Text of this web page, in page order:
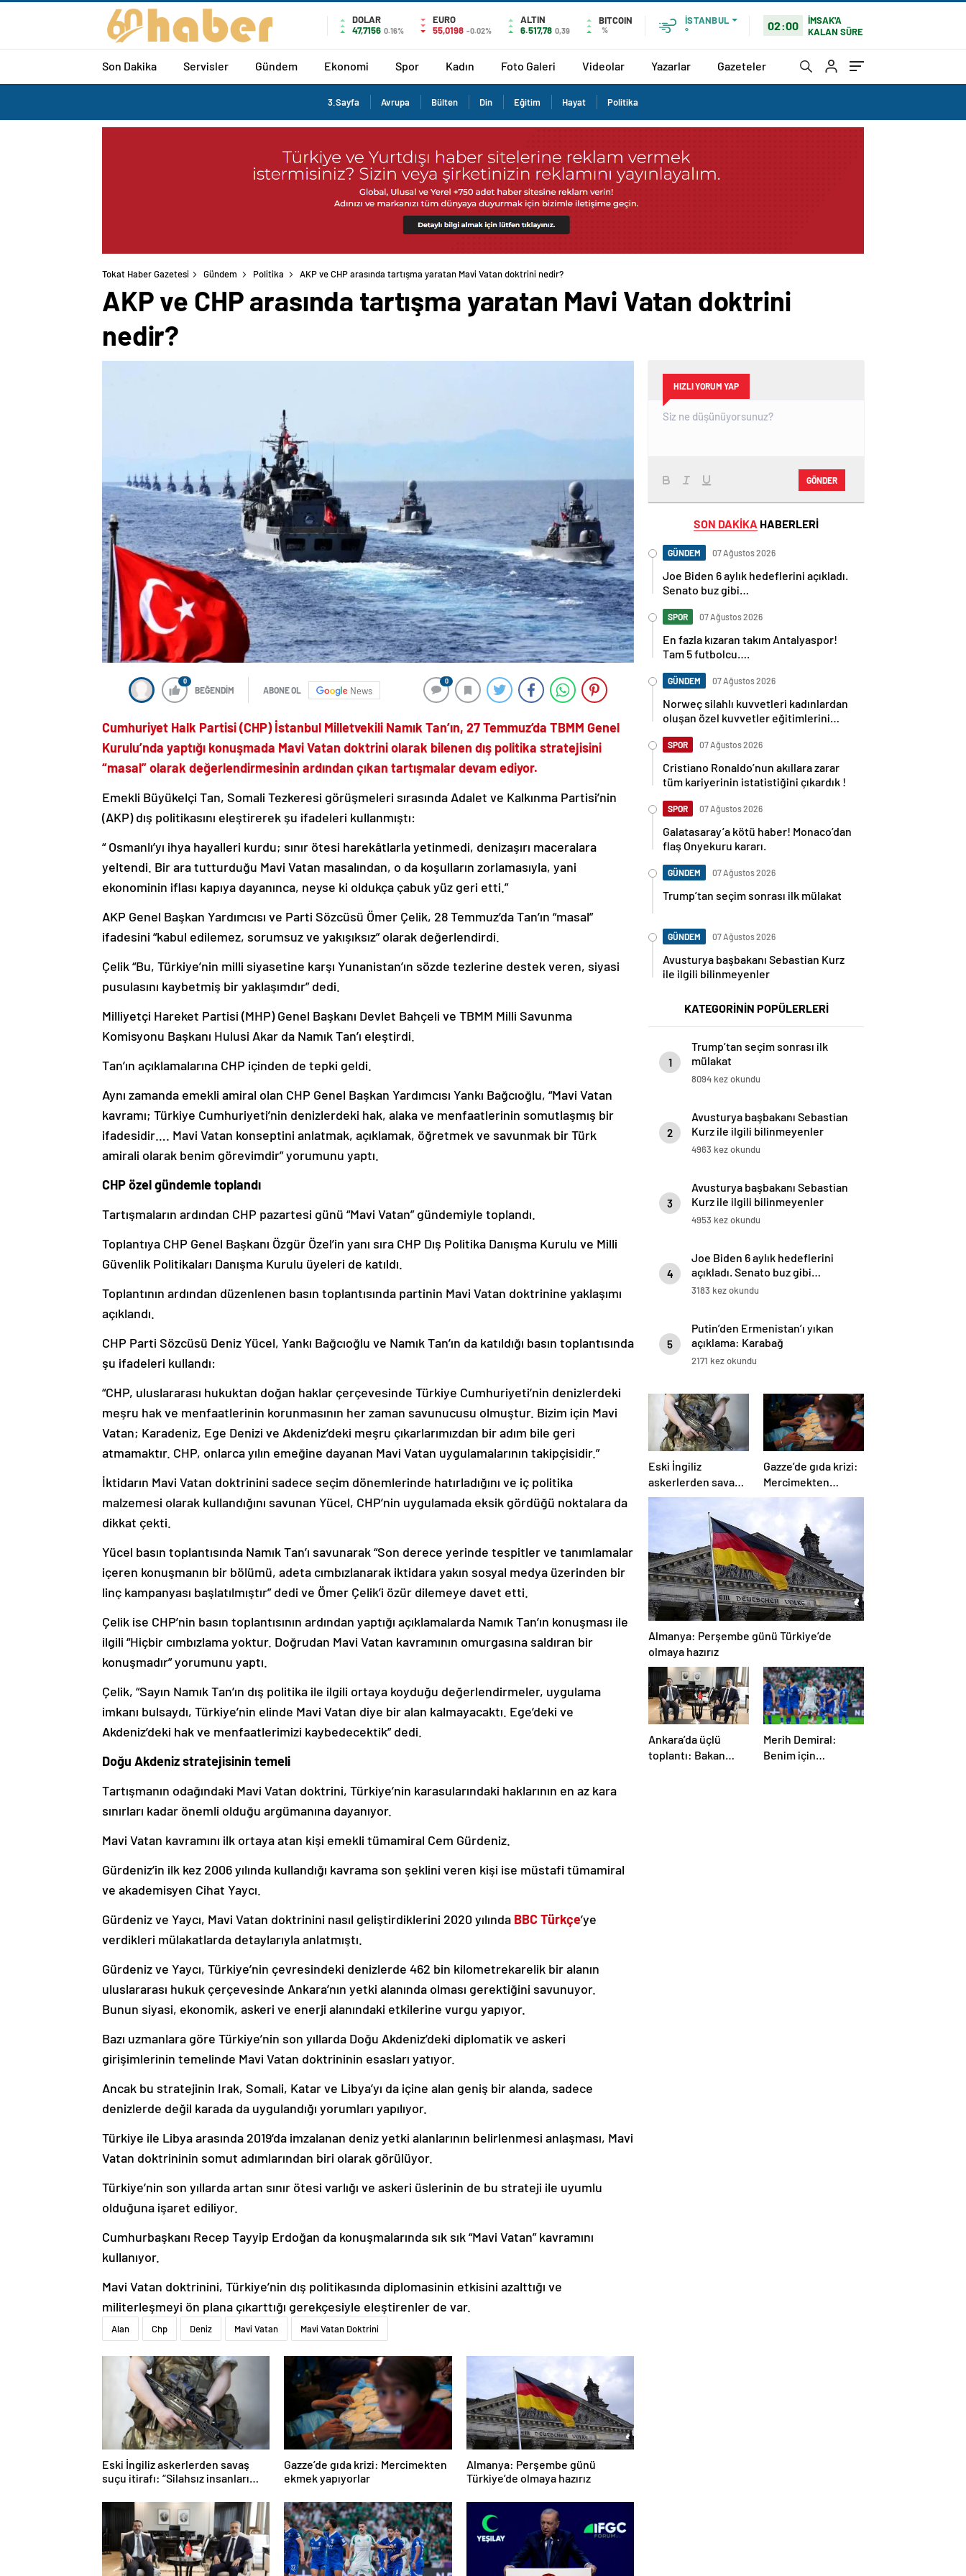
DOLAR
47,7156 0.16%
EURO
55,0198 -0.02%
ALTIN
6.517,78 0,39
BITCOIN
%
İSTANBUL
°
02:00
İMSAK'A
KALAN SÜRE
Son Dakika Servisler Gündem Ekonomi Spor Kadın Foto Galeri Videolar Yazarlar Gazeteler
3.Sayfa Avrupa Bülten Din Eğitim Hayat Politika
Tokat Haber Gazetesi Gündem Politika AKP ve CHP arasında tartışma yaratan Mavi Vatan doktrini nedir?
AKP ve CHP arasında tartışma yaratan Mavi Vatan doktrini
nedir?
0
BEĞENDİM ABONE OL News
0
Cumhuriyet Halk Partisi (CHP) İstanbul Milletvekili Namık Tan’ın, 27 Temmuz’da TBMM Genel
Kurulu’nda yaptığı konuşmada Mavi Vatan doktrini olarak bilenen dış politika stratejisini
“masal” olarak değerlendirmesinin ardından çıkan tartışmalar devam ediyor.
Emekli Büyükelçi Tan, Somali Tezkeresi görüşmeleri sırasında Adalet ve Kalkınma Partisi’nin
(AKP) dış politikasını eleştirerek şu ifadeleri kullanmıştı:
“ Osmanlı’yı ihya hayalleri kurdu; sınır ötesi harekâtlarla yetinmedi, denizaşırı maceralara
yeltendi. Bir ara tutturduğu Mavi Vatan masalından, o da koşulların zorlamasıyla, yani
ekonominin iflası kapıya dayanınca, neyse ki oldukça çabuk yüz geri etti.”
AKP Genel Başkan Yardımcısı ve Parti Sözcüsü Ömer Çelik, 28 Temmuz’da Tan’ın “masal”
ifadesini “kabul edilemez, sorumsuz ve yakışıksız” olarak değerlendirdi.
Çelik “Bu, Türkiye’nin milli siyasetine karşı Yunanistan’ın sözde tezlerine destek veren, siyasi
pusulasını kaybetmiş bir yaklaşımdır” dedi.
Milliyetçi Hareket Partisi (MHP) Genel Başkanı Devlet Bahçeli ve TBMM Milli Savunma
Komisyonu Başkanı Hulusi Akar da Namık Tan’ı eleştirdi.
Tan’ın açıklamalarına CHP içinden de tepki geldi.
Aynı zamanda emekli amiral olan CHP Genel Başkan Yardımcısı Yankı Bağcıoğlu, “Mavi Vatan
kavramı; Türkiye Cumhuriyeti’nin denizlerdeki hak, alaka ve menfaatlerinin somutlaşmış bir
ifadesidir…. Mavi Vatan konseptini anlatmak, açıklamak, öğretmek ve savunmak bir Türk
amirali olarak benim görevimdir” yorumunu yaptı.
CHP özel gündemle toplandı
Tartışmaların ardından CHP pazartesi günü “Mavi Vatan” gündemiyle toplandı.
Toplantıya CHP Genel Başkanı Özgür Özel’in yanı sıra CHP Dış Politika Danışma Kurulu ve Milli
Güvenlik Politikaları Danışma Kurulu üyeleri de katıldı.
Toplantının ardından düzenlenen basın toplantısında partinin Mavi Vatan doktrinine yaklaşımı
açıklandı.
CHP Parti Sözcüsü Deniz Yücel, Yankı Bağcıoğlu ve Namık Tan’ın da katıldığı basın toplantısında
şu ifadeleri kullandı:
“CHP, uluslararası hukuktan doğan haklar çerçevesinde Türkiye Cumhuriyeti’nin denizlerdeki
meşru hak ve menfaatlerinin korunmasının her zaman savunucusu olmuştur. Bizim için Mavi
Vatan; Karadeniz, Ege Denizi ve Akdeniz’deki meşru çıkarlarımızdan bir adım bile geri
atmamaktır. CHP, onlarca yılın emeğine dayanan Mavi Vatan uygulamalarının takipçisidir.”
İktidarın Mavi Vatan doktrinini sadece seçim dönemlerinde hatırladığını ve iç politika
malzemesi olarak kullandığını savunan Yücel, CHP’nin uygulamada eksik gördüğü noktalara da
dikkat çekti.
Yücel basın toplantısında Namık Tan’ı savunarak “Son derece yerinde tespitler ve tanımlamalar
içeren konuşmanın bir bölümü, adeta cımbızlanarak iktidara yakın sosyal medya üzerinden bir
linç kampanyası başlatılmıştır” dedi ve Ömer Çelik’i özür dilemeye davet etti.
Çelik ise CHP’nin basın toplantısının ardından yaptığı açıklamalarda Namık Tan’ın konuşması ile
ilgili “Hiçbir cımbızlama yoktur. Doğrudan Mavi Vatan kavramının omurgasına saldıran bir
konuşmadır” yorumunu yaptı.
Çelik, “Sayın Namık Tan’ın dış politika ile ilgili ortaya koyduğu değerlendirmeler, uygulama
imkanı bulsaydı, Türkiye’nin elinde Mavi Vatan diye bir alan kalmayacaktı. Ege’deki ve
Akdeniz’deki hak ve menfaatlerimizi kaybedecektik” dedi.
Doğu Akdeniz stratejisinin temeli
Tartışmanın odağındaki Mavi Vatan doktrini, Türkiye’nin karasularındaki haklarının en az kara
sınırları kadar önemli olduğu argümanına dayanıyor.
Mavi Vatan kavramını ilk ortaya atan kişi emekli tümamiral Cem Gürdeniz.
Gürdeniz’in ilk kez 2006 yılında kullandığı kavrama son şeklini veren kişi ise müstafi tümamiral
ve akademisyen Cihat Yaycı.
Gürdeniz ve Yaycı, Mavi Vatan doktrinini nasıl geliştirdiklerini 2020 yılında BBC Türkçe’ye
verdikleri mülakatlarda detaylarıyla anlatmıştı.
Gürdeniz ve Yaycı, Türkiye’nin çevresindeki denizlerde 462 bin kilometrekarelik bir alanın
uluslararası hukuk çerçevesinde Ankara’nın yetki alanında olması gerektiğini savunuyor.
Bunun siyasi, ekonomik, askeri ve enerji alanındaki etkilerine vurgu yapıyor.
Bazı uzmanlara göre Türkiye’nin son yıllarda Doğu Akdeniz’deki diplomatik ve askeri
girişimlerinin temelinde Mavi Vatan doktrininin esasları yatıyor.
Ancak bu stratejinin Irak, Somali, Katar ve Libya’yı da içine alan geniş bir alanda, sadece
denizlerde değil karada da uygulandığı yorumları yapılıyor.
Türkiye ile Libya arasında 2019’da imzalanan deniz yetki alanlarının belirlenmesi anlaşması, Mavi
Vatan doktrininin somut adımlarından biri olarak görülüyor.
Türkiye’nin son yıllarda artan sınır ötesi varlığı ve askeri üslerinin de bu strateji ile uyumlu
olduğuna işaret ediliyor.
Cumhurbaşkanı Recep Tayyip Erdoğan da konuşmalarında sık sık “Mavi Vatan” kavramını
kullanıyor.
Mavi Vatan doktrinini, Türkiye’nin dış politikasında diplomasinin etkisini azalttığı ve
militerleşmeyi ön plana çıkarttığı gerekçesiyle eleştirenler de var.
Alan Chp Deniz Mavi Vatan Mavi Vatan Doktrini
Eski İngiliz askerlerden savaş
suçu itirafı: “Silahsız insanları
Gazze’de gıda krizi: Mercimekten
ekmek yapıyorlar
Almanya: Perşembe günü
Türkiye’de olmaya hazırız
HIZLI YORUM YAP
GÖNDER
SON DAKİKA HABERLERİ
GÜNDEM 07 Ağustos 2026
Joe Biden 6 aylık hedeflerini açıkladı.
Senato buz gibi…
SPOR 07 Ağustos 2026
En fazla kızaran takım Antalyaspor!
Tam 5 futbolcu….
GÜNDEM 07 Ağustos 2026
Norweç silahlı kuvvetleri kadınlardan
oluşan özel kuvvetler eğitimlerini
SPOR 07 Ağustos 2026
Cristiano Ronaldo’nun akıllara zarar
tüm kariyerinin istatistiğini çıkardık !
SPOR 07 Ağustos 2026
Galatasaray’a kötü haber! Monaco’dan
flaş Onyekuru kararı.
GÜNDEM 07 Ağustos 2026
Trump’tan seçim sonrası ilk mülakat
GÜNDEM 07 Ağustos 2026
Avusturya başbakanı Sebastian Kurz
ile ilgili bilinmeyenler
KATEGORİNİN POPÜLERLERİ
1
Trump’tan seçim sonrası ilk
mülakat
8094 kez okundu
2
Avusturya başbakanı Sebastian
Kurz ile ilgili bilinmeyenler
4963 kez okundu
3
Avusturya başbakanı Sebastian
Kurz ile ilgili bilinmeyenler
4953 kez okundu
4
Joe Biden 6 aylık hedeflerini
açıkladı. Senato buz gibi…
3183 kez okundu
5
Putin’den Ermenistan’ı yıkan
açıklama: Karabağ
Azerbaycan’ın ayrılmaz bir
2171 kez okundu
Eski İngiliz
askerlerden savaş
suçu itirafı:
“Silahsız insanları
uykuda öldürdüler”
Gazze’de gıda krizi:
Mercimekten
ekmek yapıyorlar
Almanya: Perşembe günü Türkiye’de
olmaya hazırız
Ankara’da üçlü
toplantı: Bakan
Merih Demiral:
Benim için